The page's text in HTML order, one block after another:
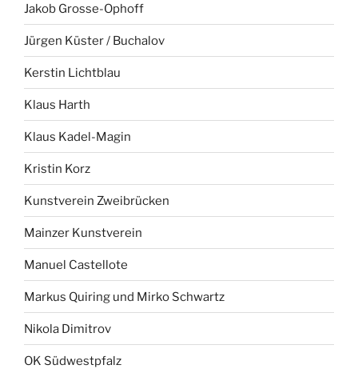
Jakob Grosse-Ophoff
Jürgen Küster / Buchalov
Kerstin Lichtblau
Klaus Harth
Klaus Kadel-Magin
Kristin Korz
Kunstverein Zweibrücken
Mainzer Kunstverein
Manuel Castellote
Markus Quiring und Mirko Schwartz
Nikola Dimitrov
OK Südwestpfalz